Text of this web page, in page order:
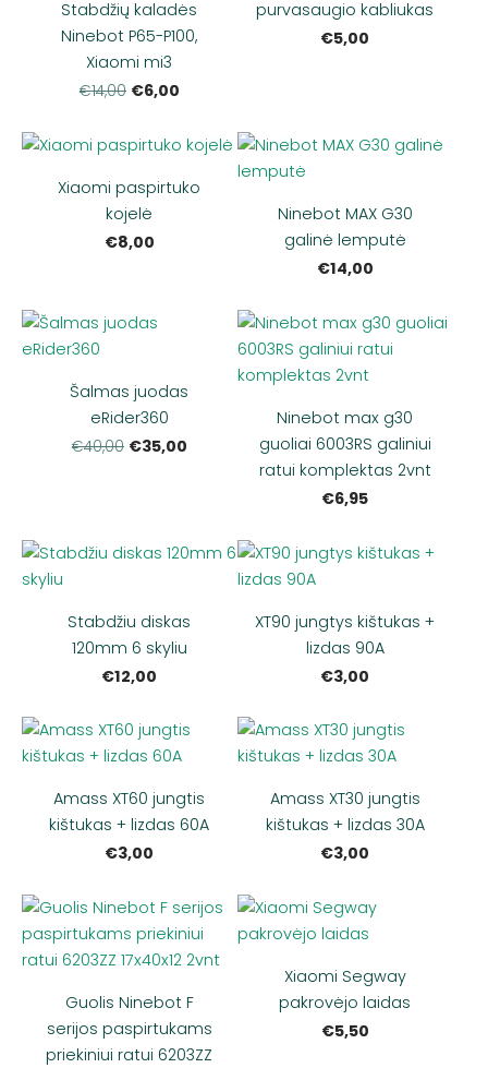
Stabdžių kaladės
Ninebot P65-P100,
Xiaomi mi3
€14,00 €6,00
purvasaugio kabliukas
€5,00
Xiaomi paspirtuko
kojelė
€8,00
Ninebot MAX G30
galinė lemputė
€14,00
Šalmas juodas
eRider360
€40,00 €35,00
Ninebot max g30
guoliai 6003RS galiniui
ratui komplektas 2vnt
€6,95
Stabdžiu diskas
120mm 6 skyliu
€12,00
XT90 jungtys kištukas +
lizdas 90A
€3,00
Amass XT60 jungtis
kištukas + lizdas 60A
€3,00
Amass XT30 jungtis
kištukas + lizdas 30A
€3,00
Guolis Ninebot F
serijos paspirtukams
priekiniui ratui 6203ZZ
Xiaomi Segway
pakrovėjo laidas
€5,50